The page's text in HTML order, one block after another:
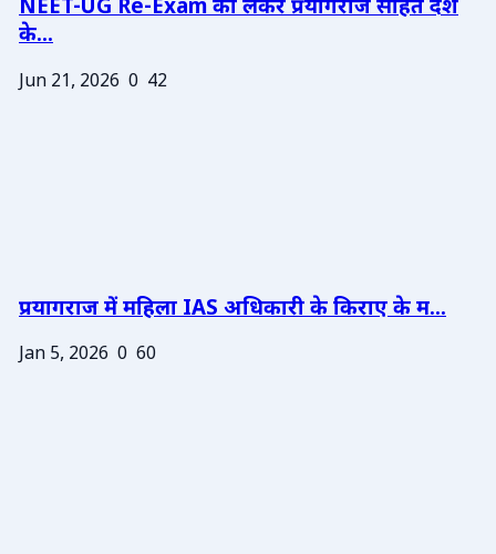
NEET-UG Re-Exam को लेकर प्रयागराज सहित देश
के...
Jun 21, 2026 0 42
प्रयागराज में महिला IAS अधिकारी के किराए के म...
Jan 5, 2026 0 60